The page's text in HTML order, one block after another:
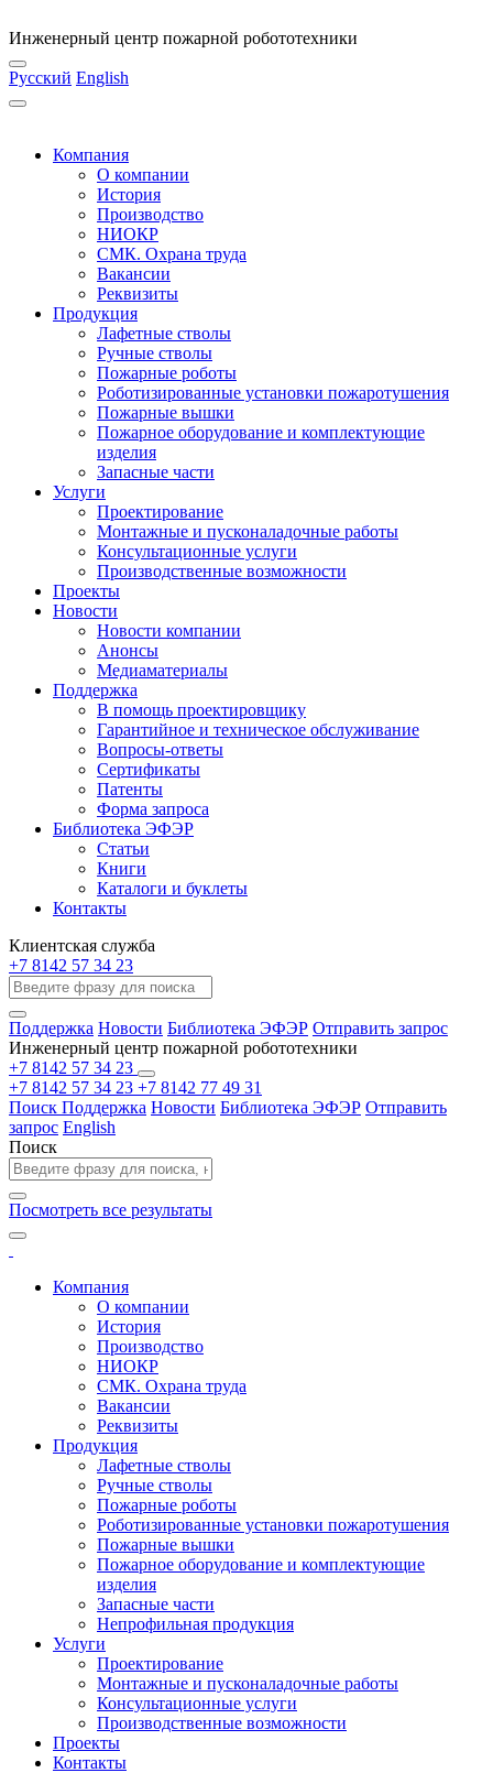
Инженерный центр пожарной робототехники
Русский English
Компания
О компании
История
Производство
НИОКР
СМК. Охрана труда
Вакансии
Реквизиты
Продукция
Лафетные стволы
Ручные стволы
Пожарные роботы
Роботизированные установки пожаротушения
Пожарные вышки
Пожарное оборудование и комплектующие
изделия
Запасные части
Услуги
Проектирование
Монтажные и пусконаладочные работы
Консультационные услуги
Производственные возможности
Проекты
Новости
Новости компании
Анонсы
Медиаматериалы
Поддержка
В помощь проектировщику
Гарантийное и техническое обслуживание
Вопросы-ответы
Сертификаты
Патенты
Форма запроса
Библиотека ЭФЭР
Статьи
Книги
Каталоги и буклеты
Контакты
Клиентская служба
+7 8142 57 34 23
Поддержка Новости Библиотека ЭФЭР Отправить запрос
Инженерный центр пожарной робототехники
+7 8142 57 34 23
+7 8142 57 34 23 +7 8142 77 49 31
Поиск Поддержка Новости Библиотека ЭФЭР Отправить
запрос English
Поиск
Посмотреть все результаты
Компания
О компании
История
Производство
НИОКР
СМК. Охрана труда
Вакансии
Реквизиты
Продукция
Лафетные стволы
Ручные стволы
Пожарные роботы
Роботизированные установки пожаротушения
Пожарные вышки
Пожарное оборудование и комплектующие
изделия
Запасные части
Непрофильная продукция
Услуги
Проектирование
Монтажные и пусконаладочные работы
Консультационные услуги
Производственные возможности
Проекты
Контакты